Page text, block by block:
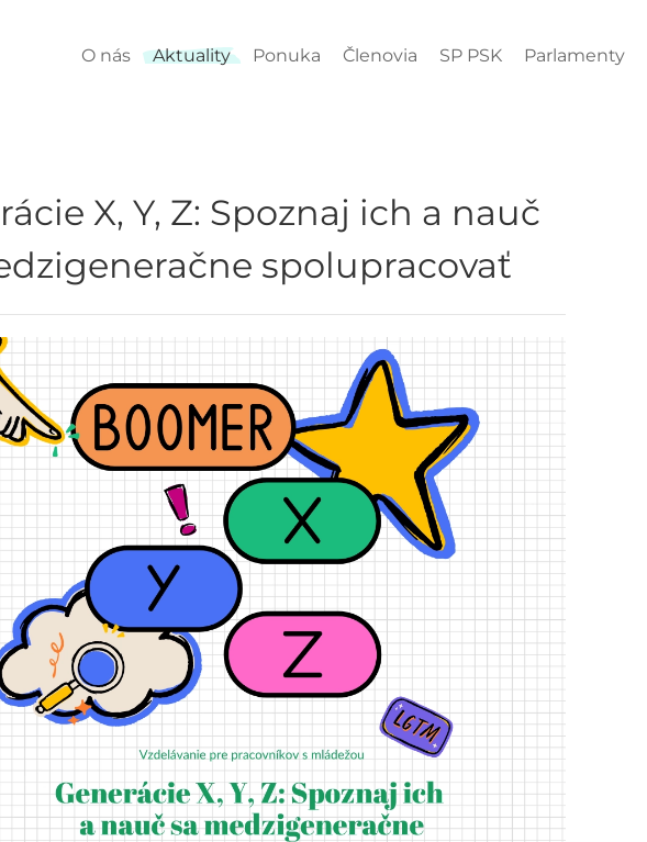
O nás Aktuality Ponuka Členovia SP PSK Parlamenty
X, Y, Z: Spoznaj ich a nauč
spolupracovať